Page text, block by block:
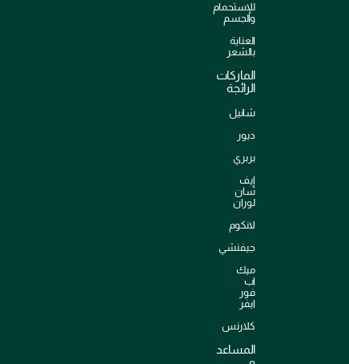
للإستحمام
والجسم
العناية
بالشعر
الماركات
الرائجة
شانيل
ديور
بربري
إيف
سان
لوران
لانكوم
جيفنشي
ميك
اب
فور
ايفر
كلارنس
المساعد